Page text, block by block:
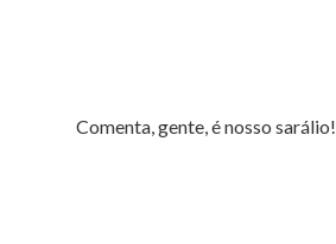
Comenta, gente, é nosso sarálio!